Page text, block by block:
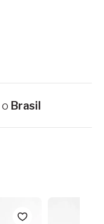
o Brasil